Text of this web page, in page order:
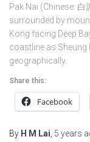
Pak Nai (Chinese:
surrounded by
Kong facing Deep
coastline as Sheung
geographically.
Share this:
Facebook
By H M Lai 5 years